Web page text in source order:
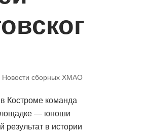
Новости сборных ХМАО
Костроме команда
— юноши
результат в истории